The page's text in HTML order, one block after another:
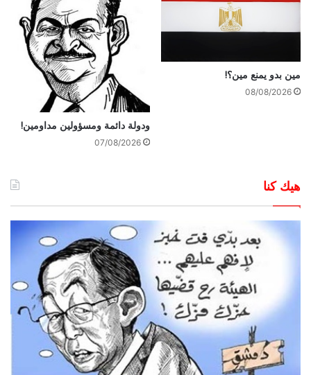
مين بدو يمنع مين؟!
08/08/2026
ودولة دائمة ومسؤولين مداومين!
07/08/2026
هيك كنا